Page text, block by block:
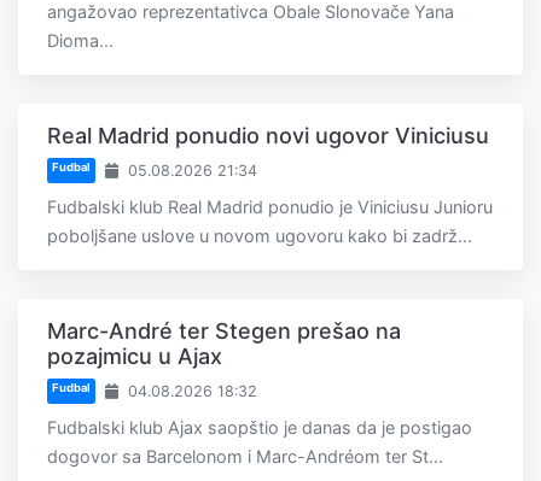
angažovao reprezentativca Obale Slonovače Yana
Dioma...
Real Madrid ponudio novi ugovor Viniciusu
Fudbal 05.08.2026 21:34
Fudbalski klub Real Madrid ponudio je Viniciusu Junioru
poboljšane uslove u novom ugovoru kako bi zadrž...
Marc-André ter Stegen prešao na
pozajmicu u Ajax
Fudbal 04.08.2026 18:32
Fudbalski klub Ajax saopštio je danas da je postigao
dogovor sa Barcelonom i Marc-Andréom ter St...